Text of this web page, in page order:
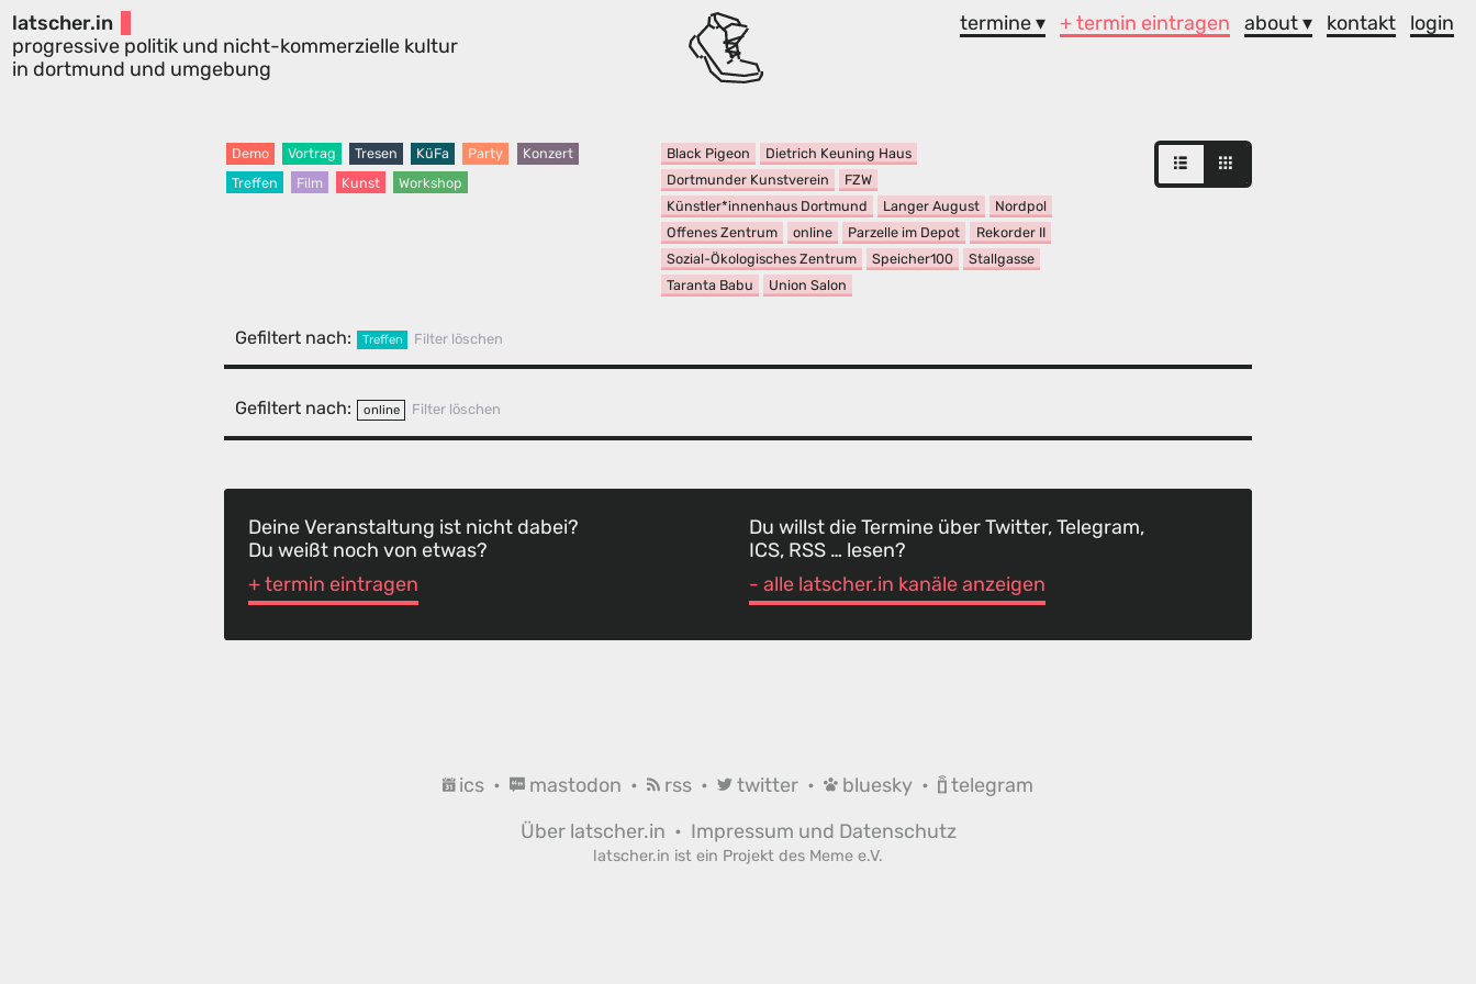
latscher.in
progressive politik und nicht-kommerzielle kultur
in dortmund und umgebung
termine ▾ + termin eintragen about ▾ kontakt login
Demo Vortrag Tresen KüFa Party
Konzert
Treffen
Film Kunst Workshop
Black Pigeon
Dietrich Keuning Haus
Dortmunder Kunstverein
FZW
Künstler*innenhaus Dortmund
Langer August
Nordpol
Offenes Zentrum
online Parzelle im Depot
Rekorder II
Sozial-Ökologisches Zentrum
Speicher100
Stallgasse
Taranta Babu
Union Salon
Gefiltert nach: Treffen Filter löschen
Gefiltert nach: online Filter löschen
Deine Veranstaltung ist nicht dabei?
Du weißt noch von etwas?
+ termin eintragen
Du willst die Termine über Twitter, Telegram,
ICS, RSS … lesen?
- alle latscher.in kanäle anzeigen
ics • mastodon • rss • twitter • bluesky •
telegram
Über latscher.in • Impressum und Datenschutz
latscher.in ist ein Projekt des Meme e.V.